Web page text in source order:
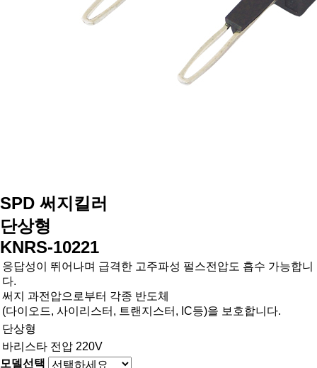
SPD 써지킬러
단상형
KNRS-10221
응답성이 뛰어나며 급격한 고주파성 펄스전압도 흡수 가능합니
다.
써지 과전압으로부터 각종 반도체
(다이오드, 사이리스터, 트랜지스터, IC등)을 보호합니다.
단상형
바리스타 전압 220V
모델선택